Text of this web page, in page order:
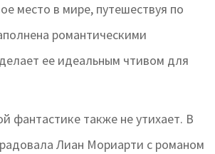
место в мире, путешествуя по
романтическими
ее идеальным чтивом для
фантастике также не утихает. В
Лиан Мориарти с романом